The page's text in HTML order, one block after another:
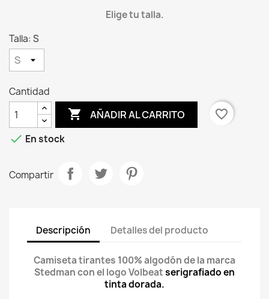
Elige tu talla.
Talla: S
Cantidad
 AÑADIR AL CARRITO
favorite_border
 En stock
Compartir
Descripción Detalles del producto
Camiseta tirantes 100% algodón de la marca
Stedman con el logo Volbeatserigrafiadoen
tinta dorada.